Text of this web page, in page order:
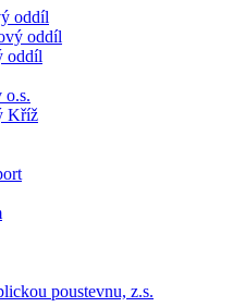
oddíl
oddíl
oddíl
Kříž
poustevnu, z.s.